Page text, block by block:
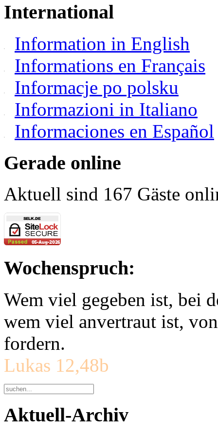
International
Information in English
Informations en Français
Informacje po polsku
Informazioni in Italiano
Informaciones en Español
Gerade online
Aktuell sind 167 Gäste
Wochenspruch:
Wem viel gegeben ist, bei
wem viel anvertraut ist,
fordern.
Lukas 12,48b
Aktuell-Archiv